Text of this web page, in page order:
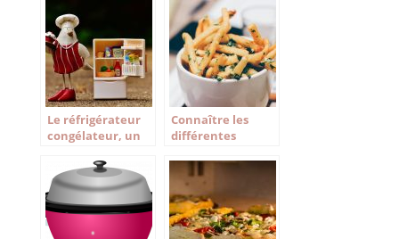
vous pouvez
utiliser chez vous.
Le réfrigérateur
congélateur, un
cuisine
Connaître les
différentes
moment